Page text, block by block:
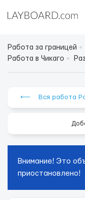
Работа за границей
Работа в Чикаго
⟵ Вся работа
Внимание! Это
приостановлено!